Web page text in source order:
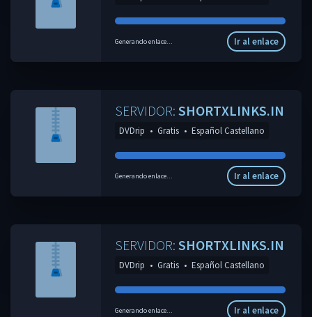
Generando enlace... Ir al enlace
SERVIDOR: SHORTXLINKS.IN
DVDrip • Gratis • Español Castellano
Generando enlace... Ir al enlace
SERVIDOR: SHORTXLINKS.IN
DVDrip • Gratis • Español Castellano
Generando enlace... Ir al enlace